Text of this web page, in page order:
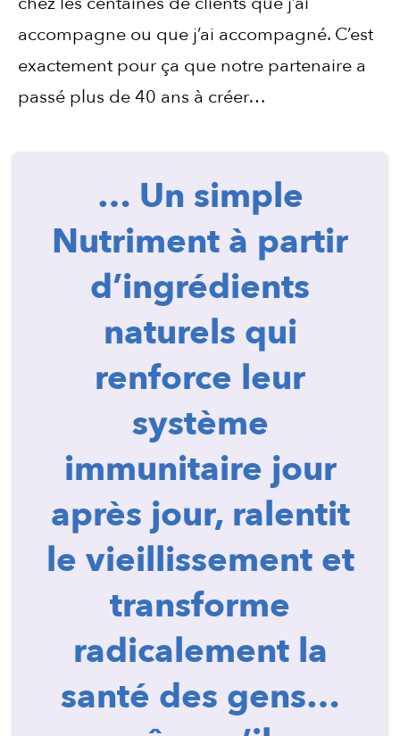
accompagne ou que j’ai accompagné. C’est
exactement pour ça que notre partenaire a
passé plus de 40 ans à créer…
… Un simple
Nutriment à partir
d’ingrédients
naturels qui
renforce leur
système
immunitaire jour
après jour, ralentit
le vieillissement et
transforme
radicalement la
santé des gens…